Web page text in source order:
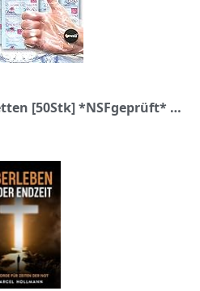
Wasserreinigungstabletten [50Stk] *NSFgeprüft* Vorteilspack 100%keimfreies Trinkwasser 25Ltr/Tablette + Handschuhe PE | Wasserentkeimungstabletten fur Krisenvorsorge Outdoor, Notfall, + Reiseapotheke